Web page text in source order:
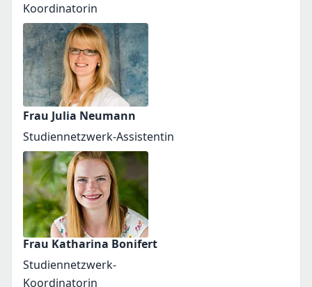
Koordinatorin
Frau Julia Neumann
Studiennetzwerk-Assistentin
Frau Katharina Bonifert
Studiennetzwerk-
Koordinatorin